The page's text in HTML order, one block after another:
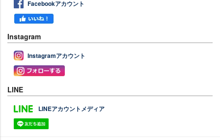
Facebookアカウント
Instagram
Instagramアカウント
LINE
LINEアカウントメディア